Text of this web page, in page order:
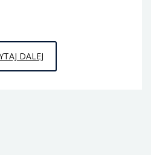
DALEJ
DZIECIŃSTWO